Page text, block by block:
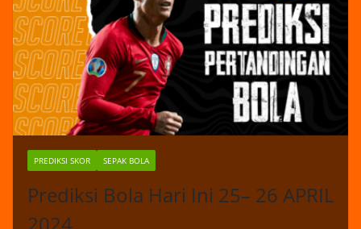
PREDIKSI SKOR SEPAK BOLA
Prediksi Bola Hari Ini 25– 26 APRIL